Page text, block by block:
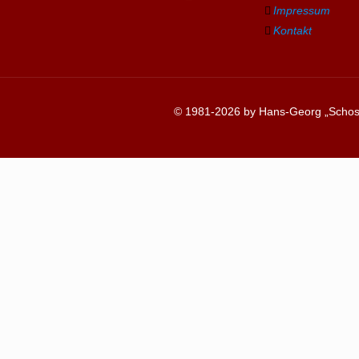
Impressum
Kontakt
© 1981-2026 by Hans-Georg